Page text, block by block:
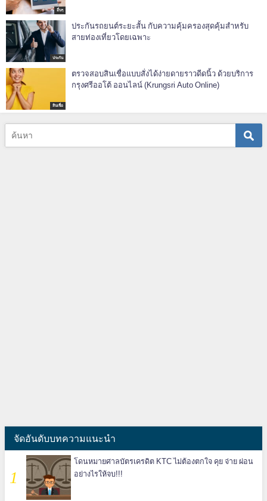
อื่นๆ
ประกัน
ประกันรถยนต์ระยะสั้น กับความคุ้มครองสุดคุ้มสำหรับ
สายท่องเที่ยวโดยเฉพาะ
สินเชื่อ
ตรวจสอบสินเชื่อแบบสั่งได้ง่ายดายราวดีดนิ้ว ด้วยบริการ
กรุงศรีออโต้ ออนไลน์ (Krungsri Auto Online)
จัดอันดับบทความแนะนำ
โดนหมายศาลบัตรเครดิต KTC ไม่ต้องตกใจ คุย จ่าย ผ่อน
อย่างไรให้จบ!!!